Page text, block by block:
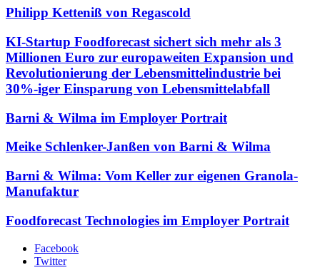
Philipp Ketteniß von Regascold
KI-Startup Foodforecast sichert sich mehr als 3
Millionen Euro zur europaweiten Expansion und
Revolutionierung der Lebensmittelindustrie bei
30%-iger Einsparung von Lebensmittelabfall
Barni & Wilma im Employer Portrait
Meike Schlenker-Janßen von Barni & Wilma
Barni & Wilma: Vom Keller zur eigenen Granola-
Manufaktur
Foodforecast Technologies im Employer Portrait
Facebook
Twitter